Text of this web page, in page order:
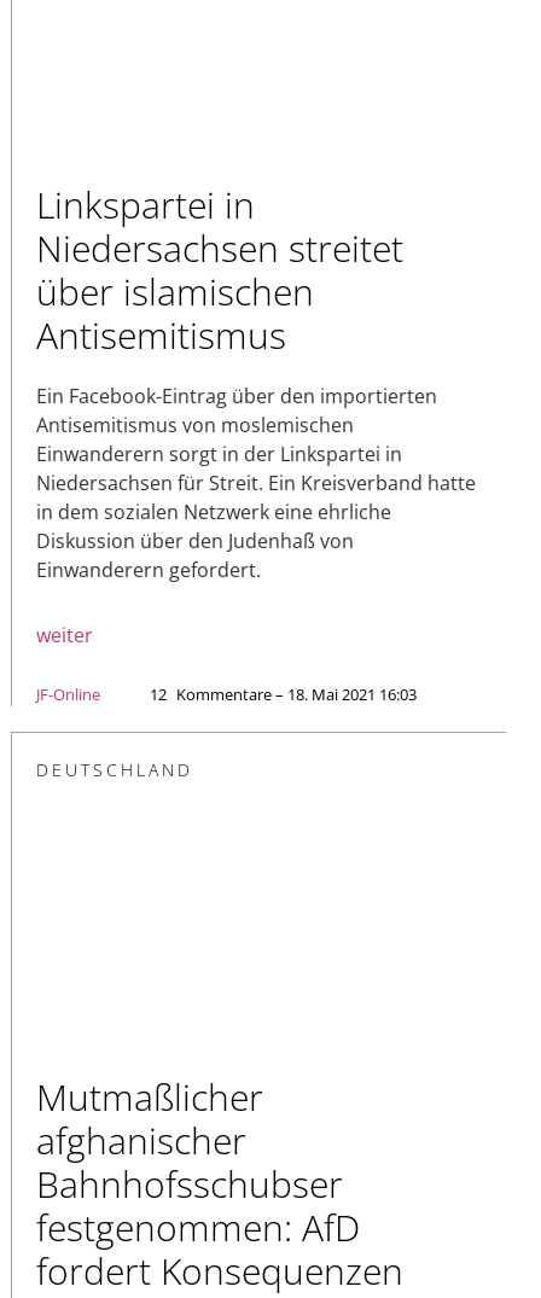
Linkspartei in
Niedersachsen streitet
über islamischen
Antisemitismus
Ein Facebook-Eintrag über den importierten
Antisemitismus von moslemischen
Einwanderern sorgt in der Linkspartei in
Niedersachsen für Streit. Ein Kreisverband hatte
in dem sozialen Netzwerk eine ehrliche
Diskussion über den Judenhaß von
Einwanderern gefordert.
weiter
JF-Online 12 Kommentare – 18. Mai 2021 16:03
DEUTSCHLAND
Mutmaßlicher
afghanischer
Bahnhofsschubser
festgenommen: AfD
fordert Konsequenzen